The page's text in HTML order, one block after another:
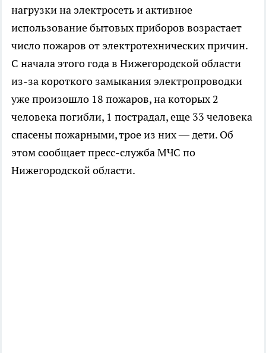
нагрузки на электросеть и активное
использование бытовых приборов возрастает
число пожаров от электротехнических причин.
С начала этого года в Нижегородской области
из-за короткого замыкания электропроводки
уже произошло 18 пожаров, на которых 2
человека погибли, 1 пострадал, еще 33 человека
спасены пожарными, трое из них — дети. Об
этом сообщает пресс-служба МЧС по
Нижегородской области.